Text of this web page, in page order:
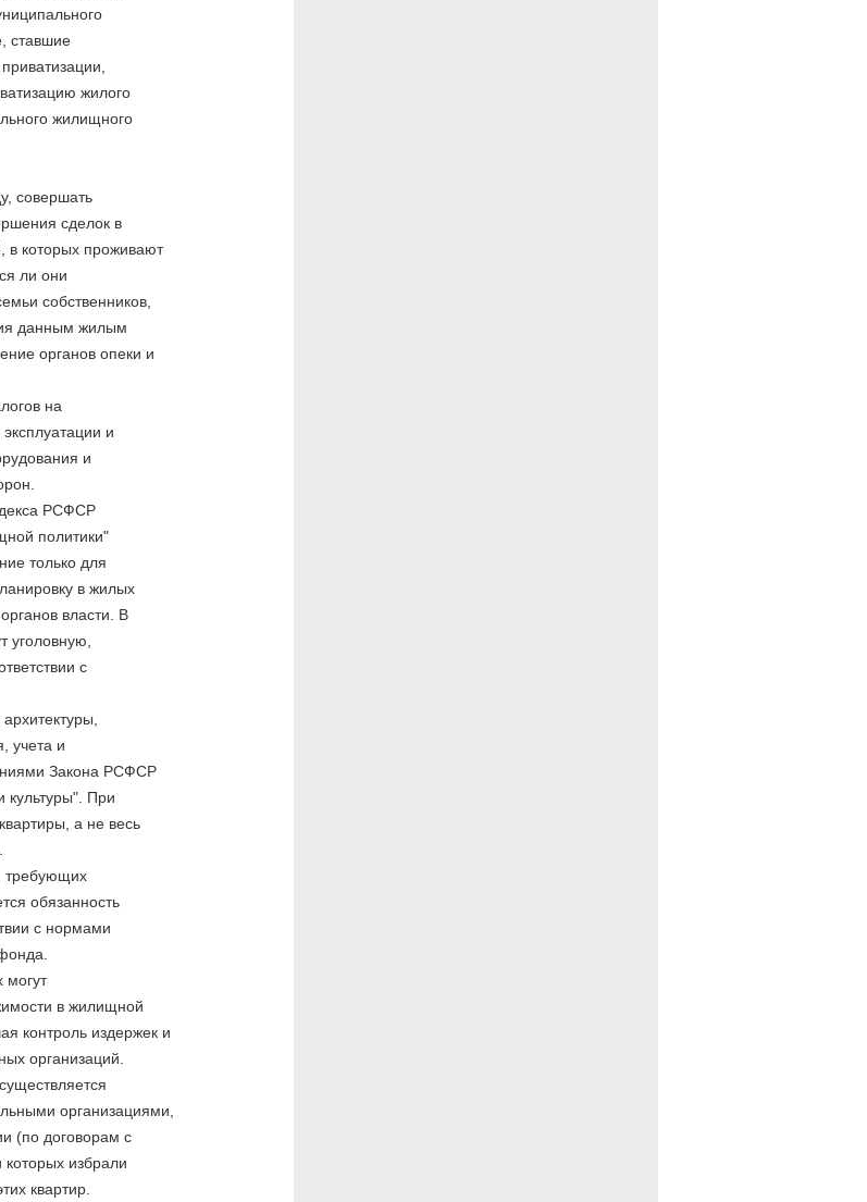
ставшие
жилого
жилищного
совершать
сделок в
которых проживают
ли они
собственников,
данным жилым
органов опеки и
на
и
и
РСФСР
политики"
только для
в жилых
власти. В
уголовную,
с
учета и
Закона РСФСР
культуры". При
а не весь
требующих
обязанность
с нормами
могут
в жилищной
контроль издержек и
организаций.
организациями,
(по договорам с
которых избрали
квартир.